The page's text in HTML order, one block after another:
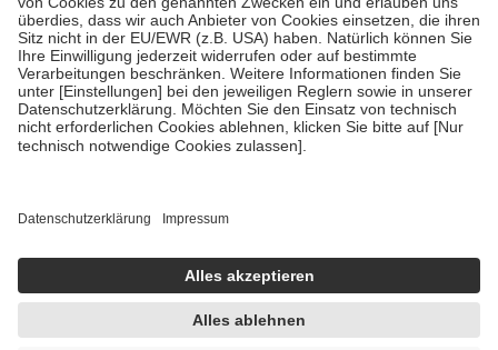
• Kindern und Jugendlichen bis zum vollendeten 18. Lebensjahr
mit Ausnahme der Fahrkosten
• Untersuchungen zur Vorsorge und Früherkennung, die von der
GKV getragen werden
• empfohlenen Schutzimpfungen
• Harn- und Blutteststreifen
getroffen, um sicherzustellen, dass es sich um echte Bewertungen
https://help.etrusted.com/hc/de/articles/4419944605341
Einige Bilder und Inhalte wurden unter Zuhilfenahme künstlicher